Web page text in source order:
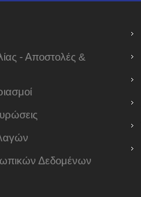
- Αποστολές &
Δεδομένων